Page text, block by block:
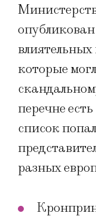
которые
перечне
список
разных